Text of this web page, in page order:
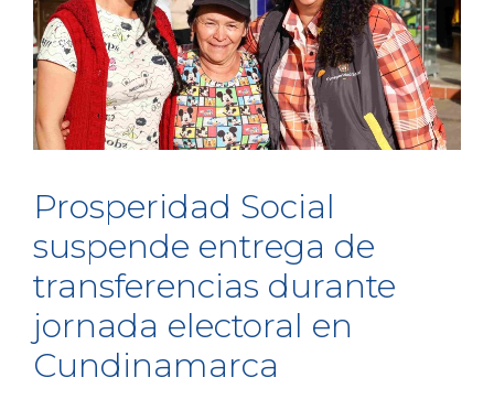
Prosperidad Social
suspende entrega de
transferencias durante
jornada electoral en
Cundinamarca